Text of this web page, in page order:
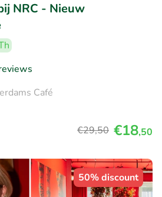
NRC - Nieuw
Café
€29,50 €18,50
50% discount